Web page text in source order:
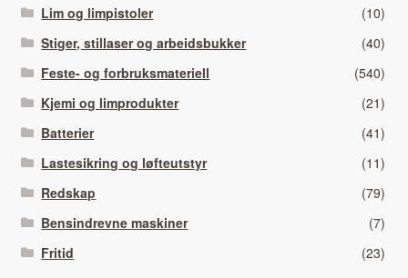
Lim og limpistoler
(10)
Stiger, stillaser og arbeidsbukker
(40)
Feste- og forbruksmateriell
(540)
Kjemi og limprodukter
(21)
Batterier
(41)
Lastesikring og løfteutstyr
(11)
Redskap
(79)
Bensindrevne maskiner
(7)
Fritid
(23)